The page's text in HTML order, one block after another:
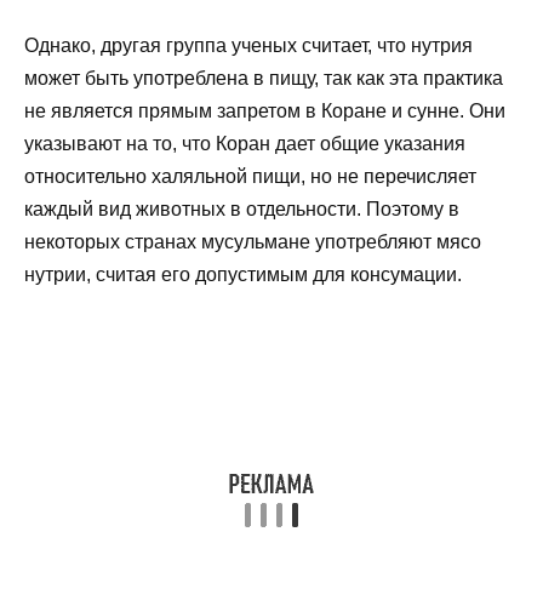
Однако, другая группа ученых считает, что нутрия
может быть употреблена в пищу, так как эта практика
не является прямым запретом в Коране и сунне. Они
указывают на то, что Коран дает общие указания
относительно халяльной пищи, но не перечисляет
каждый вид животных в отдельности. Поэтому в
некоторых странах мусульмане употребляют мясо
нутрии, считая его допустимым для консумации.